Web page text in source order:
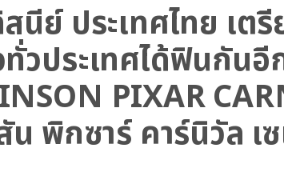
ย์ ประเทศไทย เต
วประเทศได้ฟินกัน
PIXAR
พิกซาร์ คาร์นิวัล เ